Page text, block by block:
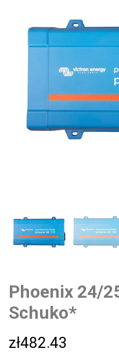
Phoenix 24/
Schuko*
zł482.43